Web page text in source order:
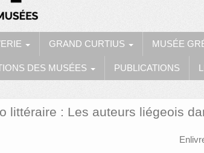
GRAND CURTIUS MUSÉE
DES MUSÉES PUBLICATIONS
littéraire : Les auteurs liégeois